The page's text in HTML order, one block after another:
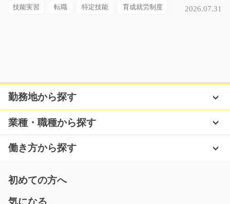
長期（3ヶ月以上）
半導体部品の目視検査をお任せします/y08_01199
もくもく作業が好きな方にピッタリ！！ほとんどの方が
未経験からのスター…
長期（3ヶ月以上）
山口県宇部市
技能実習 転職 特定技能 育成就労制度 2026.07.31
勤務地から探す
業種・職種から探す
働き方から探す
初めての方へ